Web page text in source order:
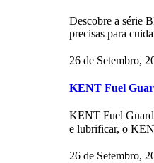
Descobre a série
precisas para
26 de Setembro,
KENT Fuel
KENT Fuel
e lubrificar, o
26 de Setembro,